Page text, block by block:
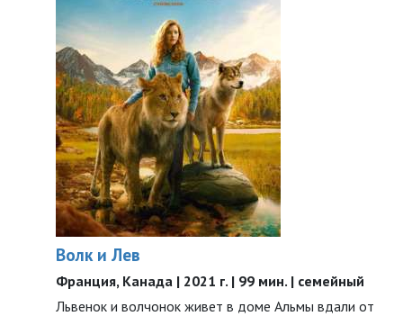
Волк и Лев
Франция, Канада | 2021 г. | 99 мин. | семейный
Львенок и волчонок живет в доме Альмы вдали от